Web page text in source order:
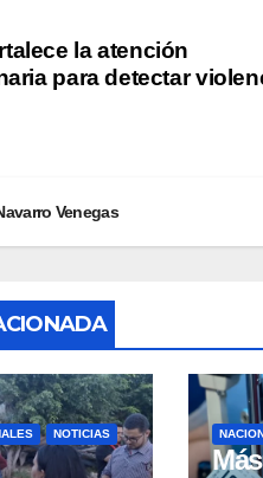
la atención
para detectar
Venegas
NOTICIAS